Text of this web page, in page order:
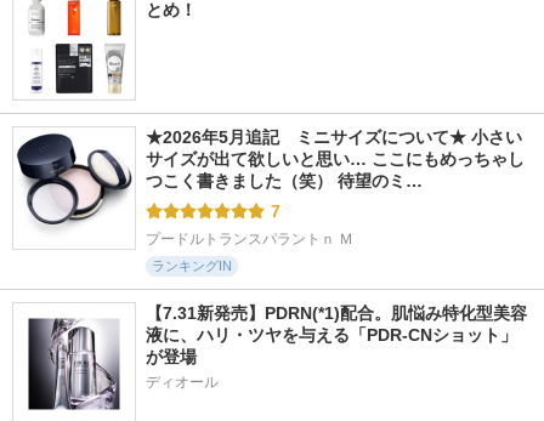
とめ！
★2026年5月追記　ミニサイズについて★ 小さい
サイズが出て欲しいと思い… ここにもめっちゃし
つこく書きました（笑） 待望のミ…
7
プードルトランスパラントｎ Ｍ
ランキングIN
【7.31新発売】PDRN(*1)配合。肌悩み特化型美容
液に、ハリ・ツヤを与える「PDR-CNショット」
が登場
ディオール